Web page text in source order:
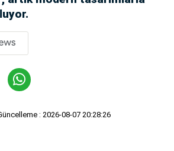
: 2026-08-07 20:28:26